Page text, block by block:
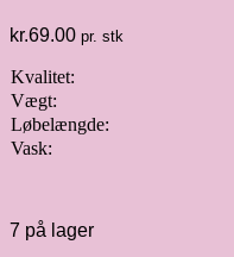
kr.69.00 pr. stk
Kvalitet:
Vægt:
Løbelængde:
Vask:
7 på lager